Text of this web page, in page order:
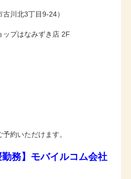
北3丁目9-24）
なみずき店 2F
約いただけます。
勤務】モバイルコム会社